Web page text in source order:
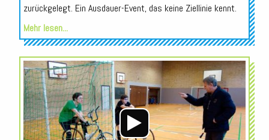
zurückgelegt. Ein Ausdauer-Event, das keine Ziellinie kennt.
Mehr lesen...
Audio-
Player